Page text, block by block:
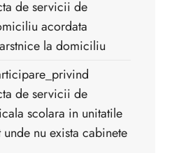
de servicii de
acordata
la domiciliu
de servicii de
scolara in unitatile
nu exista cabinete